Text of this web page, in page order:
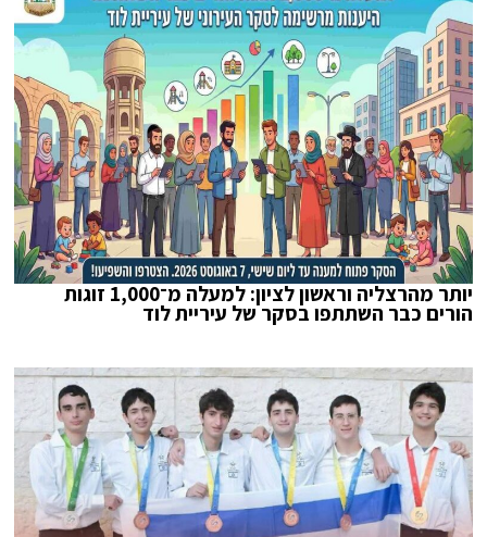
יותר מהרצליה וראשון לציון: למעלה מ־1,000 זוגות
הורים כבר השתתפו בסקר של עיריית לוד